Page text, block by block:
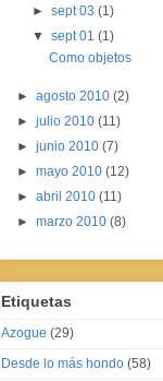
►sept 03(1)
▼sept 01(1)
Como objetos
► agosto 2010 (2)
► julio 2010 (11)
► junio 2010 (7)
► mayo 2010 (12)
► abril 2010 (11)
► marzo 2010 (8)
Etiquetas
Azogue (29)
Desde lo más hondo (58)